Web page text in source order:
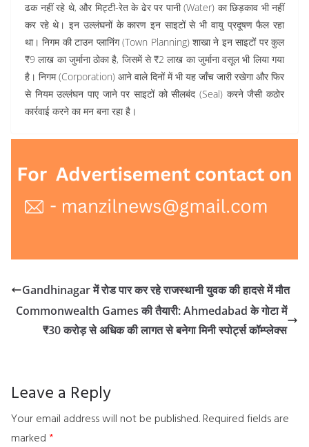
ढक नहीं रहे थे, और मिट्टी-रेत के ढेर पर पानी (Water) का छिड़काव भी नहीं
कर रहे थे। इन उल्लंघनों के कारण इन साइटों से भी वायु प्रदूषण फैल रहा
था। निगम की टाउन प्लानिंग (Town Planning) शाखा ने इन साइटों पर कुल
₹9 लाख का जुर्माना ठोका है, जिसमें से ₹2 लाख का जुर्माना वसूल भी लिया गया
है। निगम (Corporation) आने वाले दिनों में भी यह जाँच जारी रखेगा और फिर
से नियम उल्लंघन पाए जाने पर साइटों को सीलबंद (Seal) करने जैसी कठोर
कार्रवाई करने का मन बना रहा है।
Gandhinagar में रोड पार कर रहे राजस्थानी युवक की हादसे में मौत
Commonwealth Games की तैयारी: Ahmedabad के गोटा में
₹30 करोड़ से अधिक की लागत से बनेगा मिनी स्पोर्ट्स कॉम्प्लेक्स
Leave a Reply
Your email address will not be published. Required fields are
marked *